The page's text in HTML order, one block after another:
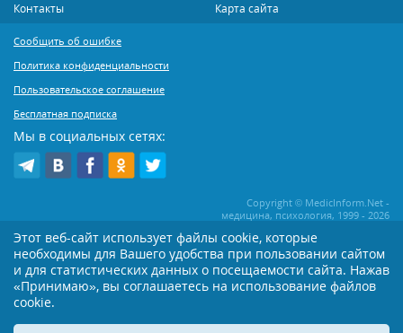
Контакты
Карта сайта
Сообщить об ошибке
Политика конфиденциальности
Пользовательское соглашение
Бесплатная подписка
Мы в социальных сетях:
Copyright © MedicInform.Net -
медицина, психология, 1999 - 2026
Копирование или иное распространение статей нашего сайта строго
воспрещается. Копирование раздела "Новости" допускается при наличии
активной открытой для поисковиков ссылки на MedicInform.Net
Материалы на сайте представлены в справочных целях. Редакция не всегда
применением тех или иных рекомендаций настоятельно рекомендуется
Этот веб-сайт использует файлы cookie, которые
необходимы для Вашего удобства при пользовании сайтом
и для статистических данных о посещаемости сайта. Нажав
«Принимаю», вы соглашаетесь на использование файлов
cookie.